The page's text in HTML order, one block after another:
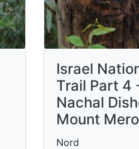
Israel
Trail Part 4
Nachal
Mount
Nord